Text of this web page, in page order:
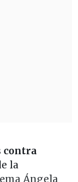
contra
la
Ángela